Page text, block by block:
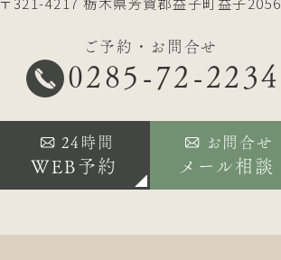
ご予約・お問合せ
0285-72-2234
24時間
WEB予約
お問合せ
メール相談